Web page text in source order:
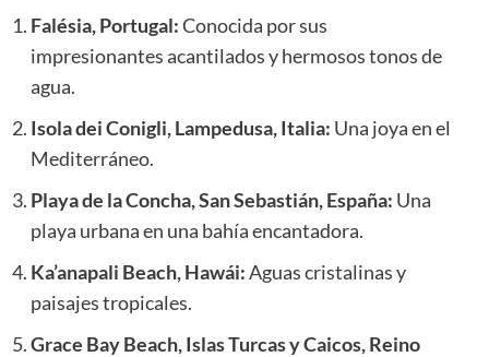
Falésia, Portugal:Conocida por sus
impresionantes acantilados y hermosos tonos de
agua.
Isola dei Conigli, Lampedusa, Italia: Una joya en el
Mediterráneo.
Playa de la Concha, San Sebastián, España: Una
playa urbana en una bahía encantadora.
Ka’anapali Beach, Hawái:Aguas cristalinas y
paisajes tropicales.
Grace Bay Beach, Islas Turcas y Caicos, Reino